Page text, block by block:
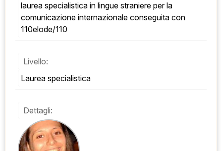
laurea specialistica in lingue straniere per la
comunicazione internazionale conseguita con
110elode/110
Livello:
Laurea specialistica
Dettagli: